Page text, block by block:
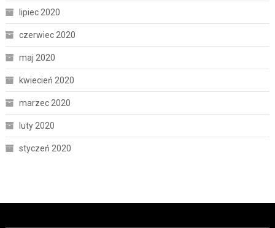
lipiec 2020
czerwiec 2020
maj 2020
kwiecień 2020
marzec 2020
luty 2020
styczeń 2020